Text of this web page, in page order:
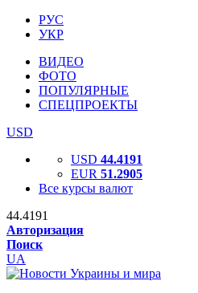
РУС
УКР
ВИДЕО
ФОТО
ПОПУЛЯРНЫЕ
СПЕЦПРОЕКТЫ
USD
USD 44.4191
EUR 51.2905
Все курсы валют
44.4191
Авторизация
Поиск
UA